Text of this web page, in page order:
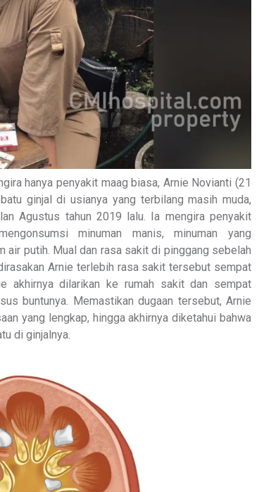
hanya penyakit maag biasa, Arnie Novianti (21
ginjal di usianya yang terbilang masih muda,
Agustus tahun 2019 lalu. Ia mengira penyakit
minuman manis, minuman yang
air putih. Mual dan rasa sakit di pinggang sebelah
Arnie terlebih rasa sakit tersebut sempat
akhirnya dilarikan ke rumah sakit dan sempat
buntunya. Memastikan dugaan tersebut, Arnie
yang lengkap, hingga akhirnya diketahui bahwa
di ginjalnya.